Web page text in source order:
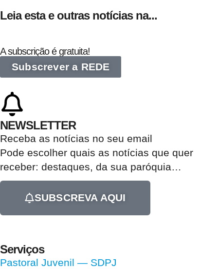
Leia esta e outras notícias na...
A subscrição é gratuita!
Subscrever a REDE
NEWSLETTER
Receba as notícias no seu email​
Pode escolher quais as notícias que quer
receber: destaques, da sua paróquia…
SUBSCREVA AQUI
Serviços
Pastoral Juvenil — SDPJ